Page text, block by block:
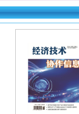
右上
失败